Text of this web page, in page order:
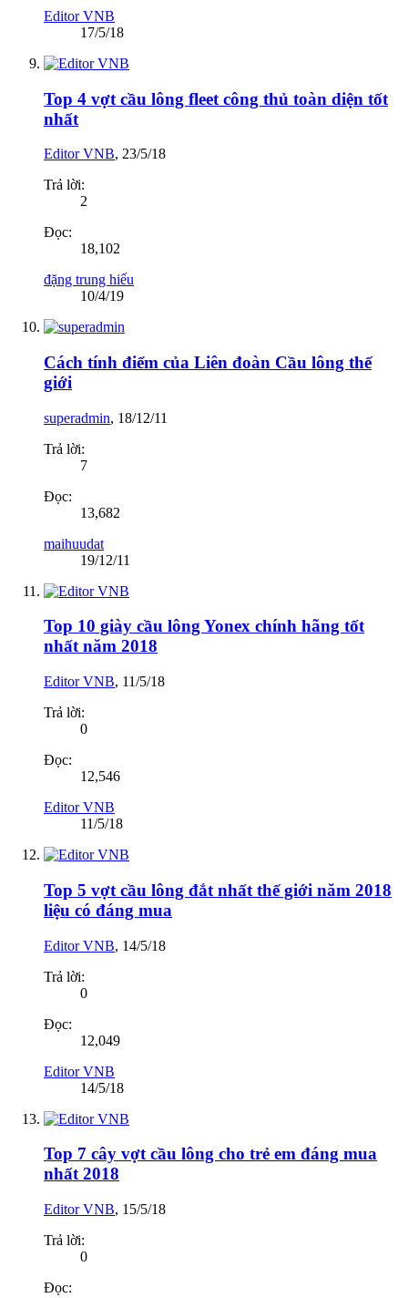
Editor VNB
17/5/18
Top 4 vợt cầu lông fleet công thủ toàn diện tốt
nhất
Editor VNB, 23/5/18
Trả lời:
2
Đọc:
18,102
đặng trung hiếu
10/4/19
Cách tính điểm của Liên đoàn Cầu lông thế
giới
superadmin, 18/12/11
Trả lời:
7
Đọc:
13,682
maihuudat
19/12/11
Top 10 giày cầu lông Yonex chính hãng tốt
nhất năm 2018
Editor VNB, 11/5/18
Trả lời:
0
Đọc:
12,546
Editor VNB
11/5/18
Top 5 vợt cầu lông đắt nhất thế giới năm 2018
liệu có đáng mua
Editor VNB, 14/5/18
Trả lời:
0
Đọc:
12,049
Editor VNB
14/5/18
Top 7 cây vợt cầu lông cho trẻ em đáng mua
nhất 2018
Editor VNB, 15/5/18
Trả lời:
0
Đọc: